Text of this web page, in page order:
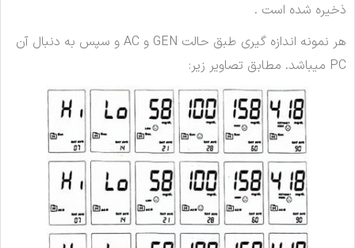
ذخیره شده است .
هر نمونه اندازه گیری طبق حالت GEN و AC و سپس به دنبال آن
PC میباشد. مطابق تصاویر زیر: